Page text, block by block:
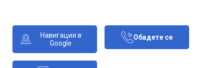
Навигация в
Google
Обадете се